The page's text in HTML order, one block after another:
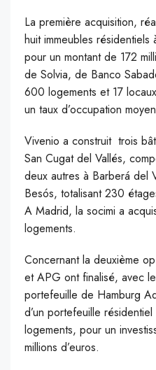
La première acquisition,
huit immeubles
pour un montant de 172
de Solvia, de Banco
600 logements et 17
un taux d’occupation
Vivenio a construit trois
San Cugat del Vallés,
deux autres à Barberá del
Besós, totalisant 230
A Madrid, la socimi a
logements.
Concernant la deuxième
et APG ont finalisé, avec
portefeuille de Hamburg
d’un portefeuille
logements, pour un
millions d’euros.